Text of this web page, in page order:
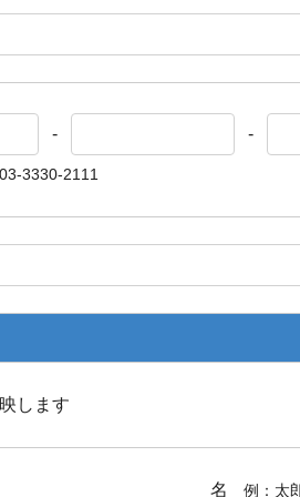
- -
3330-2111
します
名 例：太